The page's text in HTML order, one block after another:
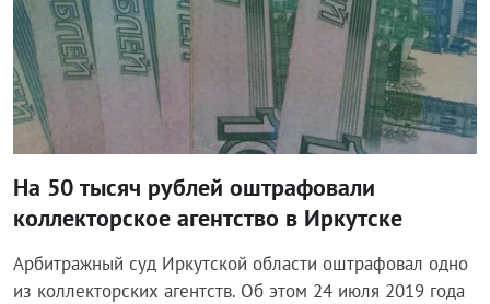
На 50 тысяч рублей оштрафовали
коллекторское агентство в Иркутске
Арбитражный суд Иркутской области оштрафовал одно
из коллекторских агентств. Об этом 24 июля 2019 года